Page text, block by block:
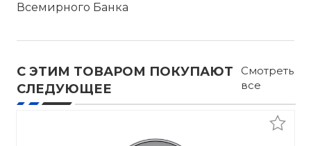
Всемирного Банка
С ЭТИМ ТОВАРОМ ПОКУПАЮТ
СЛЕДУЮЩЕЕ
Смотреть
все